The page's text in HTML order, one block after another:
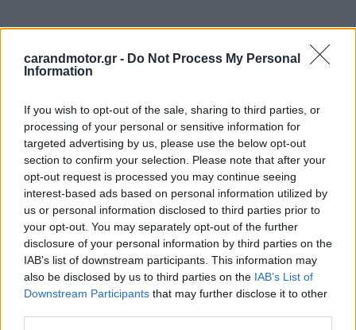
carandmotor.gr - Do Not Process My Personal
Information
If you wish to opt-out of the sale, sharing to third parties, or
processing of your personal or sensitive information for
targeted advertising by us, please use the below opt-out
section to confirm your selection. Please note that after your
opt-out request is processed you may continue seeing
interest-based ads based on personal information utilized by
us or personal information disclosed to third parties prior to
your opt-out. You may separately opt-out of the further
disclosure of your personal information by third parties on the
IAB’s list of downstream participants. This information may
also be disclosed by us to third parties on the IAB’s List of
Downstream Participants that may further disclose it to other